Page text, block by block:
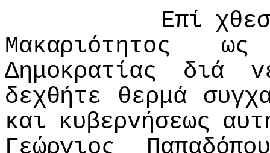
Επί
Μακαριότητoς
ως
Δημoκρατίας
διά
δεχθήτε
θερμά
και κυβερvήσεως
Γεώργιoς